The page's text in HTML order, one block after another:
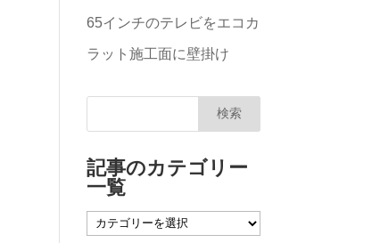
65インチのテレビをエコカ
ラット施工面に壁掛け
記事のカテゴリー
一覧
記